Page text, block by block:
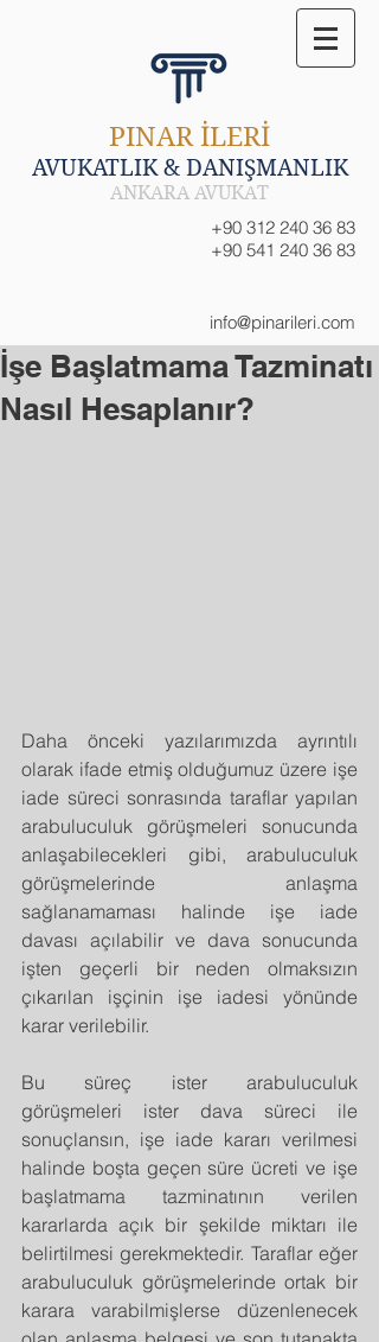
PINAR İLERİ
AVUKATLIK & DANIŞMANLIK
ANKARA AVUKAT
+90 312 240 36 83
+90 541 240 36 83
info@pinarileri.com
İşe Başlatmama Tazminatı
Nasıl Hesaplanır?
Daha önceki yazılarımızda ayrıntılı
olarak ifade etmiş olduğumuz üzere işe
iade süreci sonrasında taraflar yapılan
arabuluculuk görüşmeleri sonucunda
anlaşabilecekleri gibi, arabuluculuk
görüşmelerinde anlaşma
sağlanamaması halinde işe iade
davası açılabilir ve dava sonucunda
işten geçerli bir neden olmaksızın
çıkarılan işçinin işe iadesi yönünde
karar verilebilir.
Bu süreç ister arabuluculuk
görüşmeleri ister dava süreci ile
sonuçlansın, işe iade kararı verilmesi
halinde boşta geçen süre ücreti ve işe
başlatmama tazminatının verilen
kararlarda açık bir şekilde miktarı ile
belirtilmesi gerekmektedir. Taraflar eğer
arabuluculuk görüşmelerinde ortak bir
karara varabilmişlerse düzenlenecek